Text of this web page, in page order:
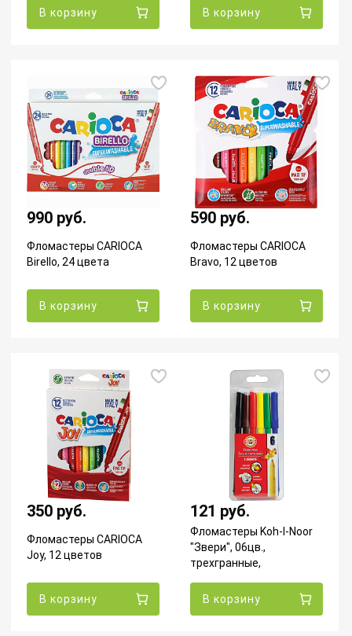
151938
В корзину
В корзину
990 руб.
Фломастеры CARIOCA
Birello, 24 цвета
В корзину
590 руб.
Фломастеры CARIOCA
Bravo, 12 цветов
В корзину
350 руб.
Фломастеры CARIOCA
Joy, 12 цветов
В корзину
121 руб.
Фломастеры Koh-I-Noor
"Звери", 06цв.,
трехгранные,
европодвес
В корзину